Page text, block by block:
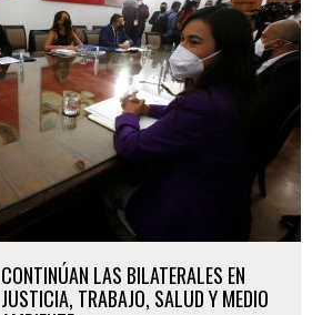
CONTINÚAN LAS BILATERALES EN
JUSTICIA, TRABAJO, SALUD Y MEDIO